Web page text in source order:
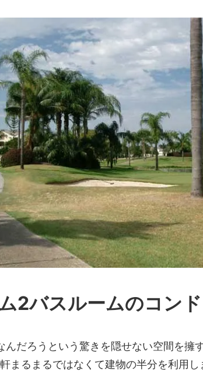
2バスルームのコン
んだろうという驚きを隠せない空間を擁
まるまるではなくて建物の半分を利用し